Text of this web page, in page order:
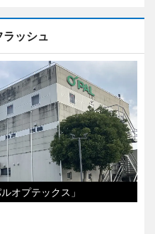
ラッシュ
オプテックス」